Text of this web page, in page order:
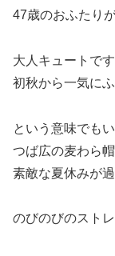
47歳のおふたり
大人キュートです
初秋から一気に
という意味でもい
つば広の麦わら
素敵な夏休みが過
のびのびのスト